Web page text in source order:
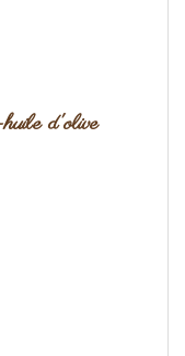
d'olive